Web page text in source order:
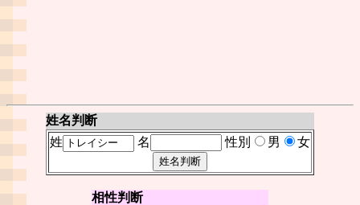
姓名判断
姓
名 性別 男 女
相性判断